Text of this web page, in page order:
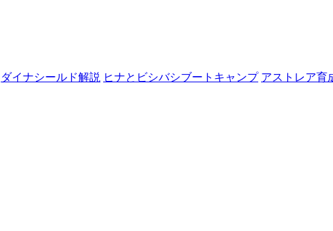
ダイナシールド解説 ヒナとビシバシブートキャンプ アストレア育